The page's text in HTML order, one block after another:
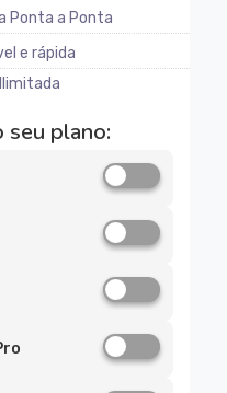
Ponta a Ponta
e rápida
seu plano: